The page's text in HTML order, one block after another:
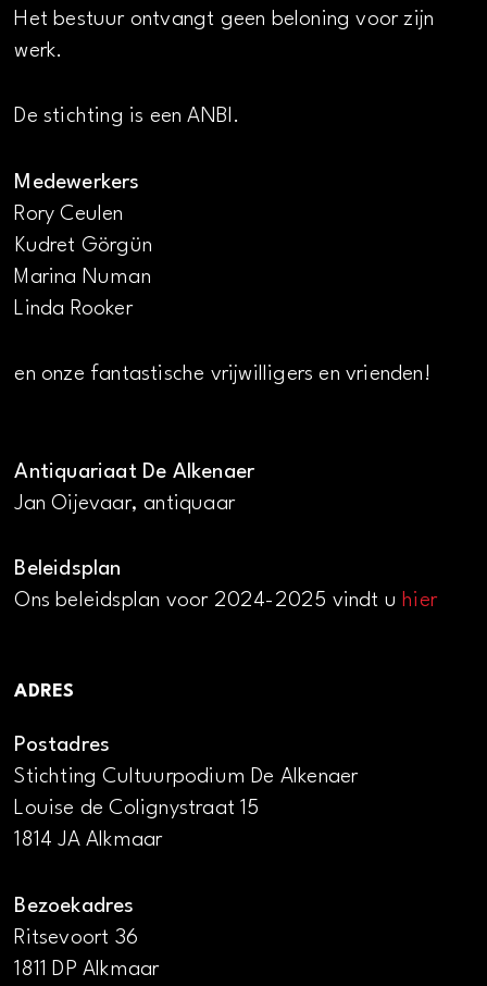
Het bestuur ontvangt geen beloning voor zijn
werk.
De stichting is een ANBI.
Medewerkers
Rory Ceulen
Kudret Görgün
Marina Numan
Linda Rooker
en onze fantastische vrijwilligers en vrienden!
Antiquariaat De Alkenaer
Jan Oijevaar, antiquaar
Beleidsplan
Ons beleidsplan voor 2024-2025 vindt uhier
ADRES
Postadres
Stichting Cultuurpodium De Alkenaer
Louise de Colignystraat 15
1814 JA Alkmaar
Bezoekadres
Ritsevoort 36
1811 DP Alkmaar